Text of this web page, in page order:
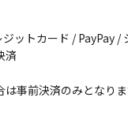
ットカード / PayPay /
済
事前決済のみとなりま